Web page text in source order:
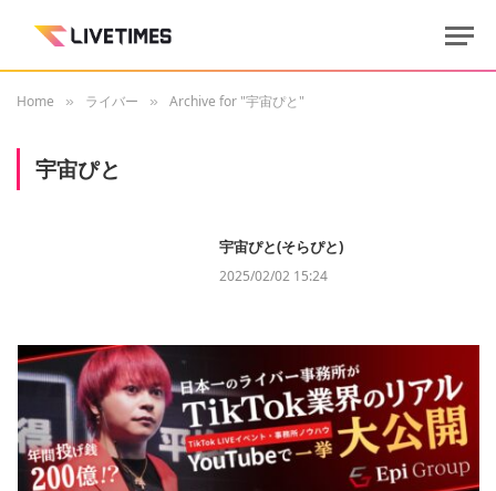
Home » ライバー » Archive for "宇宙ぴと"
宇宙ぴと
宇宙ぴと(そらぴと)
2025/02/02 15:24